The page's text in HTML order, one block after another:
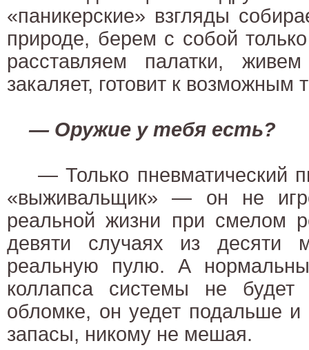
«паникерские» взгляды
природе, берем с собой
расставляем палатки,
закаляет, готовит к возможным
— Оружие у тебя есть?
— Только пневматический
«выживальщик» — он не
реальной жизни при смелом
девяти случаях из десяти
реальную пулю. А
коллапса системы не
обломке, он уедет подальше и
запасы, никому не мешая.